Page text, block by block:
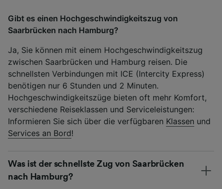
Gibt es einen Hochgeschwindigkeitszug von
Saarbrücken nach Hamburg?
Ja, Sie können mit einem Hochgeschwindigkeitszug
zwischen Saarbrücken und Hamburg reisen. Die
schnellsten Verbindungen mit ICE (Intercity Express)
benötigen nur 6 Stunden und 2 Minuten.
Hochgeschwindigkeitszüge bieten oft mehr Komfort,
verschiedene Reiseklassen und Serviceleistungen:
Informieren Sie sich über die verfügbaren Klassen und
Services an Bord!
Was ist der schnellste Zug von Saarbrücken
nach Hamburg?